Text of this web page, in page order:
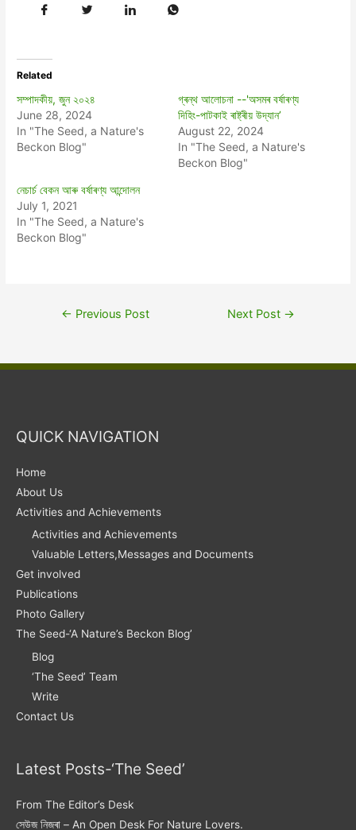
Related
সম্পাদকীয়, জুন ২০২৪
June 28, 2024
In "The Seed, a Nature's
Beckon Blog"
গ্ৰন্থ আলোচনা --'অসমৰ বৰ্ষাৰণ্য
দিহিং-পাটকাই ৰাষ্ট্ৰীয় উদ্যান’
August 22, 2024
In "The Seed, a Nature's
Beckon Blog"
নেচাৰ্চ বেকন আৰু বৰ্ষাৰণ্য আন্দোলন
July 1, 2021
In "The Seed, a Nature's
Beckon Blog"
← Previous Post Next Post →
QUICK NAVIGATION
Home
About Us
Activities and Achievements
Activities and Achievements
Valuable Letters,Messages and Documents
Get involved
Publications
Photo Gallery
The Seed-‘A Nature’s Beckon Blog’
Blog
‘The Seed’ Team
Write
Contact Us
Latest Posts-‘The Seed’
From The Editor’s Desk
সেউজ নিজৰা – An Open Desk For Nature Lovers.